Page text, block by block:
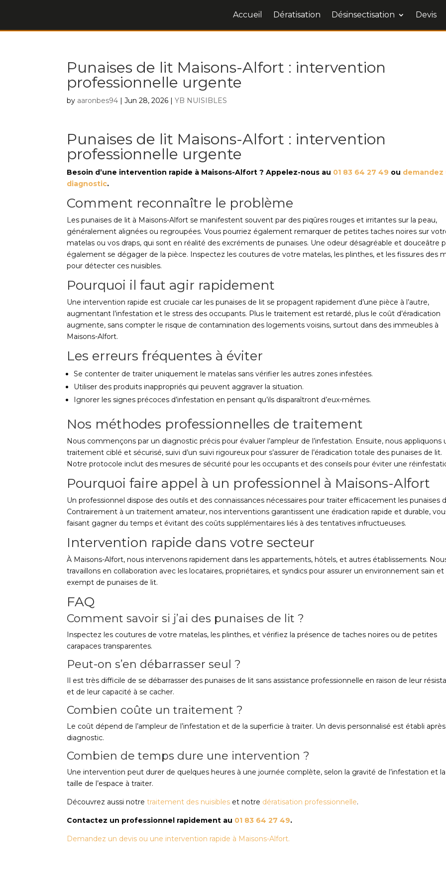
Accueil Dératisation Désinsectisation Devis
Punaises de lit Maisons-Alfort : intervention
professionnelle urgente
by aaronbes94 |Jun 28, 2026 |YB NUISIBLES
Punaises de lit Maisons-Alfort : intervention
professionnelle urgente
Besoin d’une intervention rapide à Maisons-Alfort ? Appelez-nous au 01 83 64 27 49 ou demandez
diagnostic.
Comment reconnaître le problème
Les punaises de lit à Maisons-Alfort se manifestent souvent par des piqûres rouges et irritantes sur la peau,
généralement alignées ou regroupées. Vous pourriez également remarquer de petites taches noires sur
matelas ou vos draps, qui sont en réalité des excréments de punaises. Une odeur désagréable et douceâtre
également se dégager de la pièce. Inspectez les coutures de votre matelas, les plinthes, et les fissures des
pour détecter ces nuisibles.
Pourquoi il faut agir rapidement
Une intervention rapide est cruciale car les punaises de lit se propagent rapidement d’une pièce à l’autre,
augmentant l’infestation et le stress des occupants. Plus le traitement est retardé, plus le coût d’éradication
augmente, sans compter le risque de contamination des logements voisins, surtout dans des immeubles à
Maisons-Alfort.
Les erreurs fréquentes à éviter
Se contenter de traiter uniquement le matelas sans vérifier les autres zones infestées.
Utiliser des produits inappropriés qui peuvent aggraver la situation.
Ignorer les signes précoces d’infestation en pensant qu’ils disparaîtront d’eux-mêmes.
Nos méthodes professionnelles de traitement
Nous commençons par un diagnostic précis pour évaluer l’ampleur de l’infestation. Ensuite, nous appliquons
traitement ciblé et sécurisé, suivi d’un suivi rigoureux pour s’assurer de l’éradication totale des punaises de lit.
Notre protocole inclut des mesures de sécurité pour les occupants et des conseils pour éviter une
Pourquoi faire appel à un professionnel à Maisons-Alfort
Un professionnel dispose des outils et des connaissances nécessaires pour traiter efficacement les punaises
Contrairement à un traitement amateur, nos interventions garantissent une éradication rapide et durable,
faisant gagner du temps et évitant des coûts supplémentaires liés à des tentatives infructueuses.
Intervention rapide dans votre secteur
À Maisons-Alfort, nous intervenons rapidement dans les appartements, hôtels, et autres établissements.
travaillons en collaboration avec les locataires, propriétaires, et syndics pour assurer un environnement sain et
exempt de punaises de lit.
FAQ
Comment savoir si j’ai des punaises de lit ?
Inspectez les coutures de votre matelas, les plinthes, et vérifiez la présence de taches noires ou de petites
carapaces transparentes.
Peut-on s’en débarrasser seul ?
Il est très difficile de se débarrasser des punaises de lit sans assistance professionnelle en raison de leur
et de leur capacité à se cacher.
Combien coûte un traitement ?
Le coût dépend de l’ampleur de l’infestation et de la superficie à traiter. Un devis personnalisé est établi après
diagnostic.
Combien de temps dure une intervention ?
Une intervention peut durer de quelques heures à une journée complète, selon la gravité de l’infestation et la
taille de l’espace à traiter.
Découvrez aussi notretraitement des nuisibles et notre dératisation professionnelle.
Contactez un professionnel rapidement au 01 83 64 27 49.
Demandez un devis ou une intervention rapide à Maisons-Alfort.